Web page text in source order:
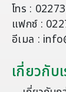
โทร :
แฟกซ์ :
อีเมล :
เกี่ยวกับ